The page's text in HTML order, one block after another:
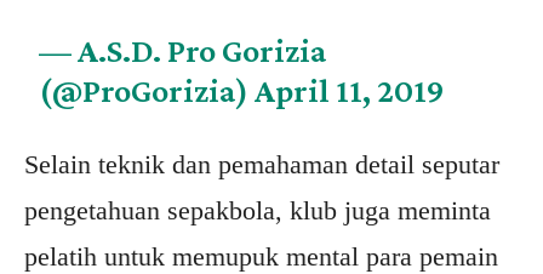
— A.S.D. Pro Gorizia
(@ProGorizia)April 11, 2019
Selain teknik dan pemahaman detail seputar
pengetahuan sepakbola, klub juga meminta
pelatih untuk memupuk mental para pemain